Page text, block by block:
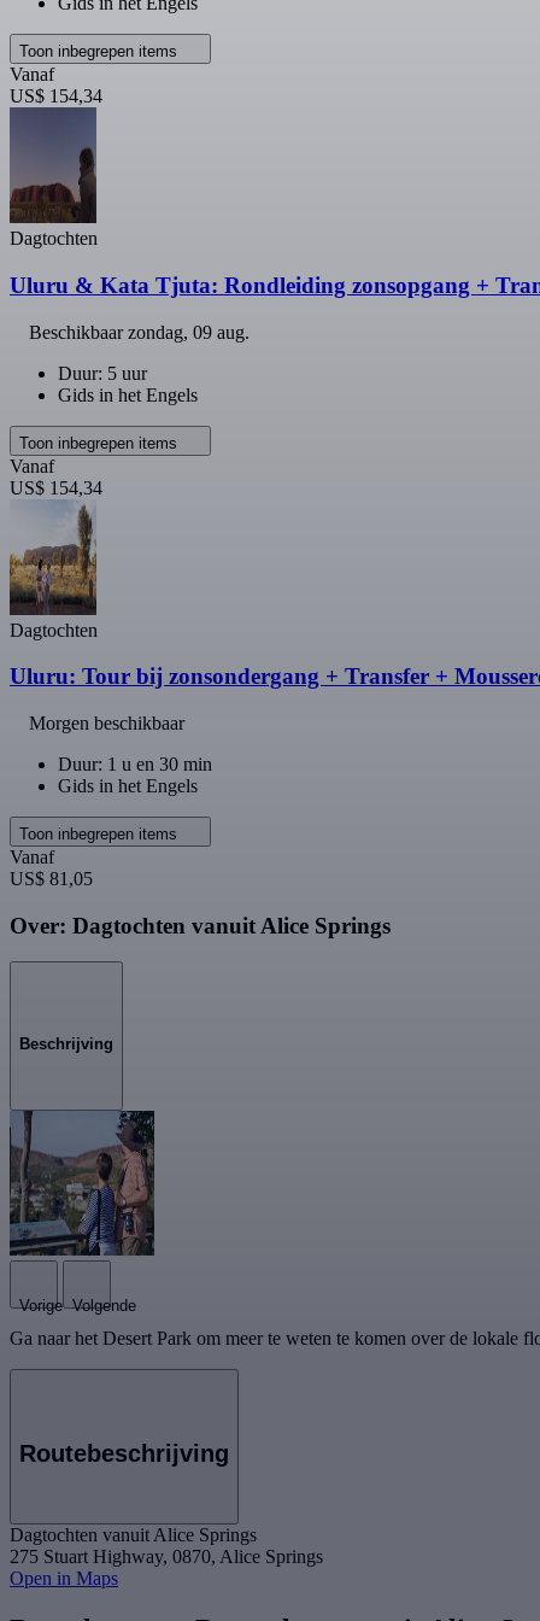
Toon inbegrepen items
Vanaf
US$ 154,34
Dagtochten
Uluru & Kata Tjuta: Rondleiding zonsopgang +
Beschikbaarzondag, 09 aug.
Duur: 5 uur
Gids in het Engels
Toon inbegrepen items
Vanaf
US$ 154,34
Dagtochten
Uluru: Tour bij zonsondergang + Transfer +
Morgen beschikbaar
Duur: 1 u en 30 min
Gids in het Engels
Toon inbegrepen items
Vanaf
US$ 81,05
Over: Dagtochten vanuit Alice Springs
Beschrijving
Vorige Volgende
Ga naar het Desert Park om meer te weten te komen over de lokale
Routebeschrijving
Dagtochten vanuit Alice Springs
275 Stuart Highway, 0870, Alice Springs
Open in Maps